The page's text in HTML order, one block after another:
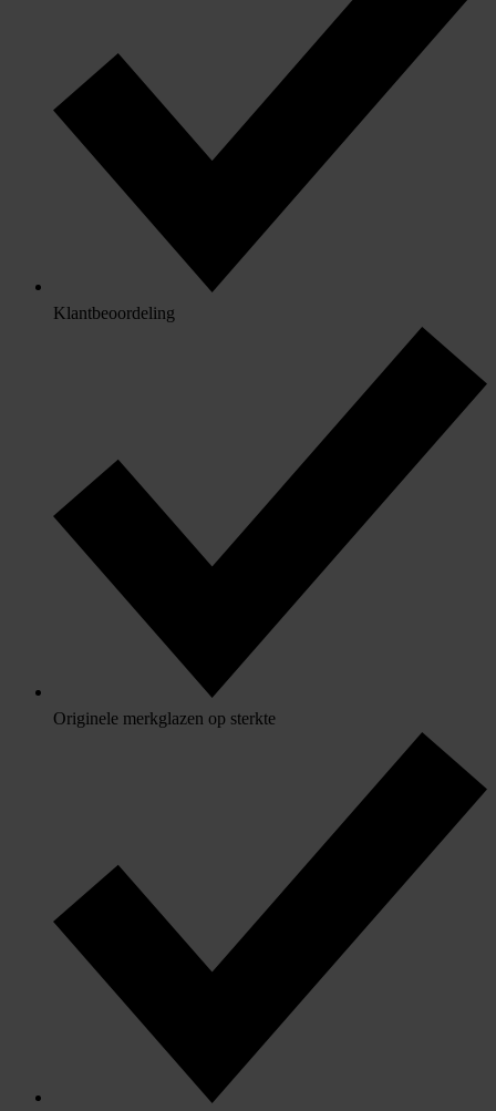
Klantbeoordeling
Originele merkglazen op sterkte